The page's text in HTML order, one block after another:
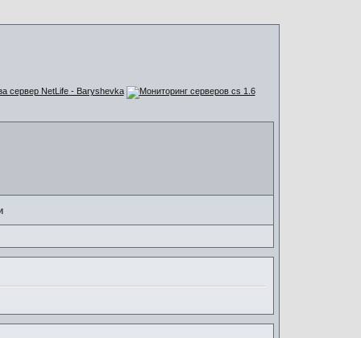
сервер NetLife - Baryshevka